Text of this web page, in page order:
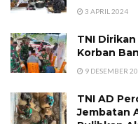
3 APRIL 2024
TNI
Korban
9 DESEMBER
TNI AD
Jembatan